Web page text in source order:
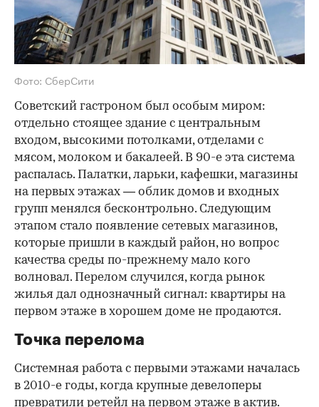
Фото: СберСити
Советский гастроном был особым миром:
отдельно стоящее здание с центральным
входом, высокими потолками, отделами с
мясом, молоком и бакалеей. В 90-е эта система
распалась. Палатки, ларьки, кафешки, магазины
на первых этажах — облик домов и входных
групп менялся бесконтрольно. Следующим
этапом стало появление сетевых магазинов,
которые пришли в каждый район, но вопрос
качества среды по-прежнему мало кого
волновал. Перелом случился, когда рынок
жилья дал однозначный сигнал: квартиры на
первом этаже в хорошем доме не продаются.
Точка перелома
Системная работа с первыми этажами началась
в 2010-е годы, когда крупные девелоперы
превратили ретейл на первом этаже в актив.